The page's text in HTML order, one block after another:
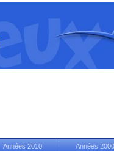
Années 2010 Années 2000